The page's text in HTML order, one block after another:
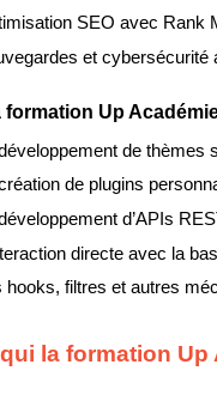
SEO avec Rank
et cybersécurité
formation Up
de thèmes
de plugins
d’APIs
directe avec la
hooks, filtres et autres
la formation